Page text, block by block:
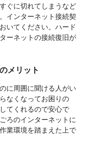
ぐに切れてしまうなど
インターネット接続契
いてください。ハード
ーネットの接続復旧が
メリット
に周囲に聞ける人がい
なくなってお困りの
てくれるので安心で
ろのインターネットに
業環境を踏まえた上で